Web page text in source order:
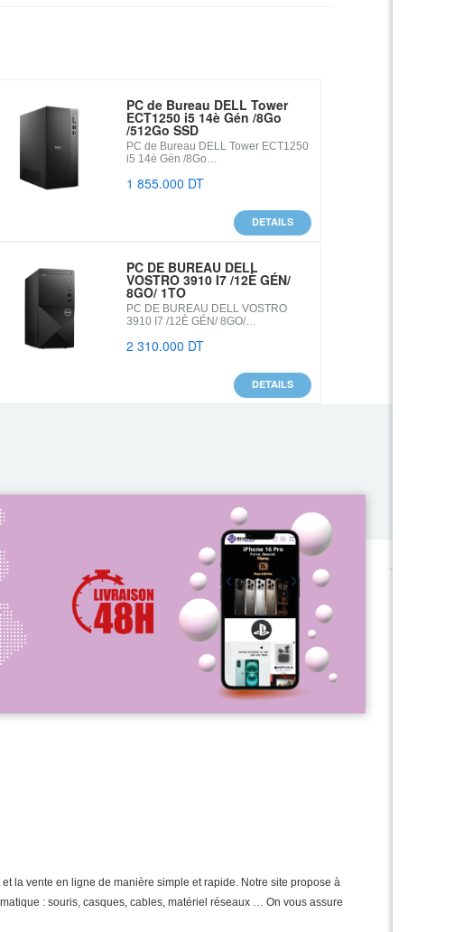
PC de Bureau DELL Tower
ECT1250 i5 14è Gén /8Go
/512Go SSD
PC de Bureau DELL Tower ECT1250
i5 14è Gén /8Go…
1 855.000 DT
DETAILS
PC DE BUREAU DELL
VOSTRO 3910 I7 /12È GÉN/
8GO/ 1TO
PC DE BUREAU DELL VOSTRO
3910 I7 /12È GÉN/ 8GO/…
2 310.000 DT
DETAILS
la vente en ligne de manière simple et rapide. Notre site propose à
: souris, casques, cables, matériel réseaux … On vous assure